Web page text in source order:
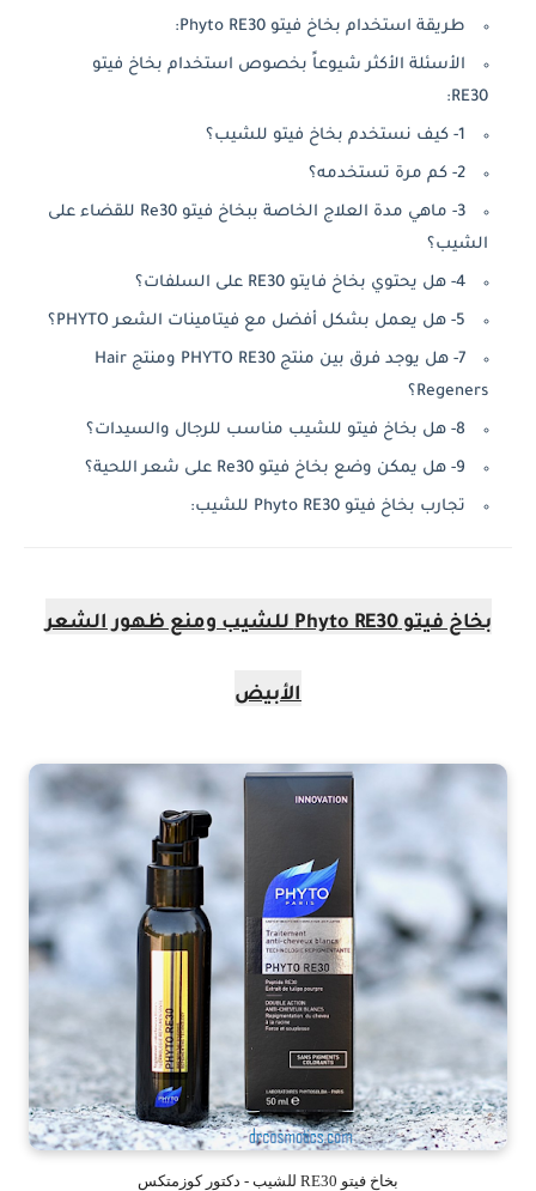
طريقة استخدام بخاخ فيتو Phyto RE30:
الأسئلة الأكثر شيوعاً بخصوص استخدام بخاخ فيتو
RE30:
1- كيف نستخدم بخاخ فيتو للشيب؟
2- كم مرة تستخدمه؟
3- ماهي مدة العلاج الخاصة ببخاخ فيتو Re30 للقضاء على
الشيب؟
4- هل يحتوي بخاخ فايتو RE30 على السلفات؟
5- هل يعمل بشكل أفضل مع فيتامينات الشعر PHYTO؟
7- هل يوجد فرق بين منتج PHYTO RE30 ومنتج Hair
Regeners؟
8- هل بخاخ فيتو للشيب مناسب للرجال والسيدات؟
9- هل يمكن وضع بخاخ فيتو Re30 على شعر اللحية؟
تجارب بخاخ فيتو Phyto RE30 للشيب:
بخاخ فيتو Phyto RE30 للشيب ومنع ظهور الشعر
الأبيض
بخاخ فيتو RE30 للشيب - دكتور كوزمتكس